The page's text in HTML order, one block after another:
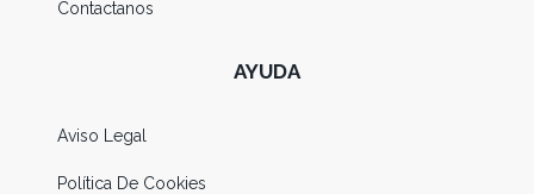
Contactanos
AYUDA
Aviso Legal
Política De Cookies